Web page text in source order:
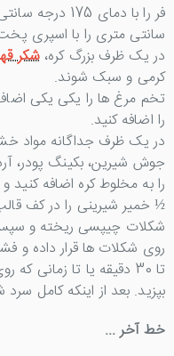
سانتی متری را با اسپری
در یک ظرف بزرگ کره، شکر
کرمی و سبک شوند.
تخم مرغ ها را یکی یکی
را اضافه کنید.
در یک ظرف جداگانه مواد
را به مخلوط کره اضافه کنید
½ خمیر شیرینی را در کف
شکلات چیپسی ریخته و سپس
تا 30 دقیقه یا تا
بپزید. بعد از اینکه کامل
خط آخر ...